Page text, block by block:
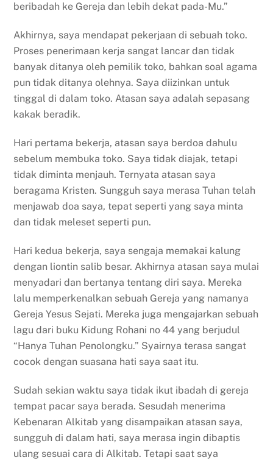
beribadah ke Gereja dan lebih dekat pada-Mu.”
Akhirnya, saya mendapat pekerjaan di sebuah toko.
Proses penerimaan kerja sangat lancar dan tidak
banyak ditanya oleh pemilik toko, bahkan soal agama
pun tidak ditanya olehnya. Saya diizinkan untuk
tinggal di dalam toko. Atasan saya adalah sepasang
kakak beradik.
Hari pertama bekerja, atasan saya berdoa dahulu
sebelum membuka toko. Saya tidak diajak, tetapi
tidak diminta menjauh. Ternyata atasan saya
beragama Kristen. Sungguh saya merasa Tuhan telah
menjawab doa saya, tepat seperti yang saya minta
dan tidak meleset seperti pun.
Hari kedua bekerja, saya sengaja memakai kalung
dengan liontin salib besar. Akhirnya atasan saya mulai
menyadari dan bertanya tentang diri saya. Mereka
lalu memperkenalkan sebuah Gereja yang namanya
Gereja Yesus Sejati. Mereka juga mengajarkan sebuah
lagu dari buku Kidung Rohani no 44 yang berjudul
“Hanya Tuhan Penolongku.” Syairnya terasa sangat
cocok dengan suasana hati saya saat itu.
Sudah sekian waktu saya tidak ikut ibadah di gereja
tempat pacar saya berada. Sesudah menerima
Kebenaran Alkitab yang disampaikan atasan saya,
sungguh di dalam hati, saya merasa ingin dibaptis
ulang sesuai cara di Alkitab. Tetapi saat saya